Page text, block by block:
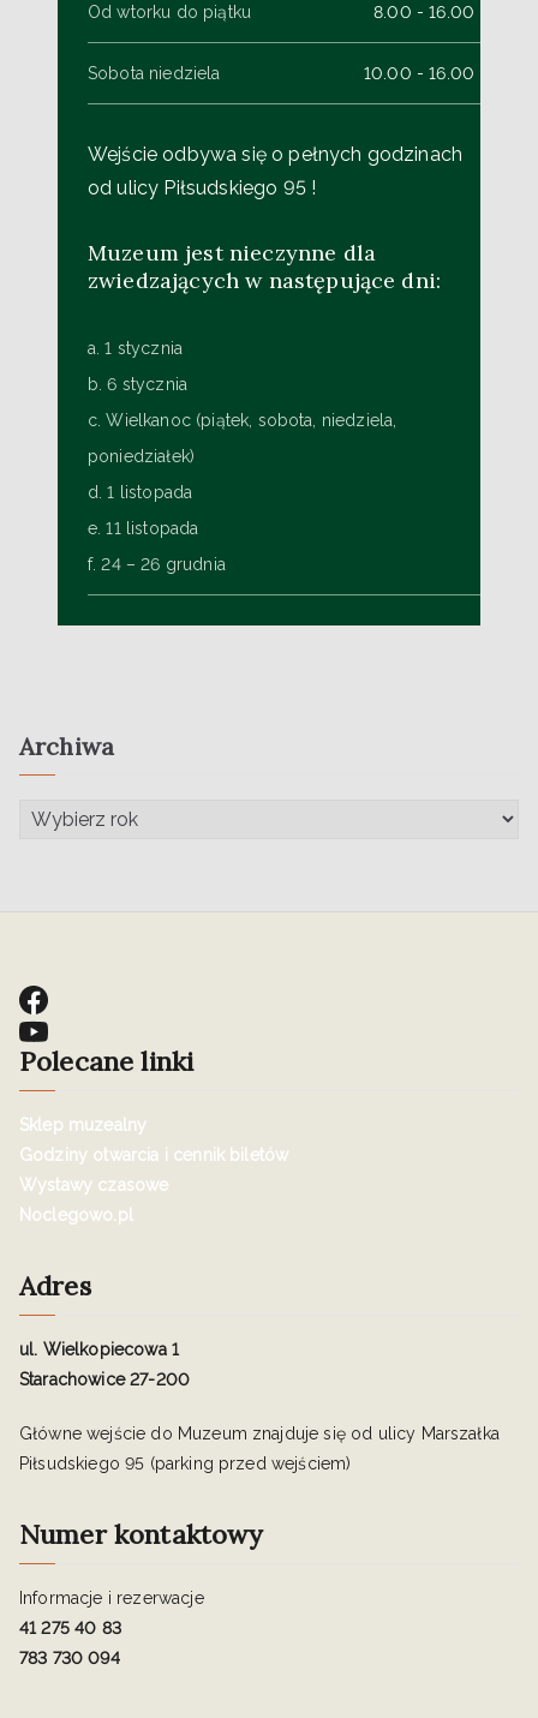
Od wtorku do piątku 8.00 - 16.00
Sobota niedziela 10.00 - 16.00
Wejście odbywa się o pełnych godzinach
od ulicy Piłsudskiego 95 !
Muzeum jest nieczynne dla
zwiedzających w następujące dni:
a. 1 stycznia
b. 6 stycznia
c. Wielkanoc (piątek, sobota, niedziela,
poniedziałek)
d. 1 listopada
e. 11 listopada
f. 24 – 26 grudnia
Archiwa
Polecane linki
Sklep muzealny
Godziny otwarcia i cennik biletów
Wystawy czasowe
Noclegowo.pl
Adres
ul. Wielkopiecowa 1
Starachowice 27-200
Główne wejście do Muzeum znajduje się od ulicy Marszałka
Piłsudskiego 95 (parking przed wejściem)
Numer kontaktowy
Informacje i rezerwacje
41 275 40 83
783 730 094